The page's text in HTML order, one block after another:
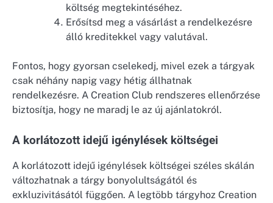
költség megtekintéséhez.
Erősítsd meg a vásárlást a rendelkezésre
álló kreditekkel vagy valutával.
Fontos, hogy gyorsan cselekedj, mivel ezek a tárgyak
csak néhány napig vagy hétig állhatnak
rendelkezésre. A Creation Club rendszeres ellenőrzése
biztosítja, hogy ne maradj le az új ajánlatokról.
A korlátozott idejű igénylések költségei
A korlátozott idejű igénylések költségei széles skálán
változhatnak a tárgy bonyolultságától és
exkluzivitásától függően. A legtöbb tárgyhoz Creation